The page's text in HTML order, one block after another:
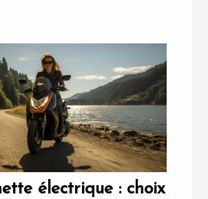
électrique : choix